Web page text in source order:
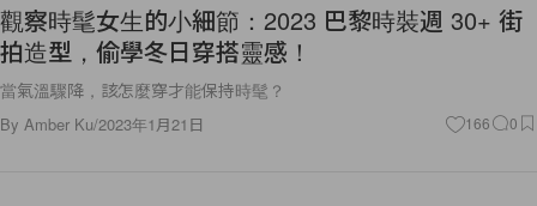
觀察時髦女生的小細節：2023 巴黎時裝週 30+ 街
拍造型，偷學冬日穿搭靈感！
當氣溫驟降，該怎麼穿才能保持時髦？
By Amber Ku/2023年1月21日 166 0